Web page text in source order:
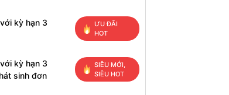
kỳ hạn 3
ƯU ĐÃI
HOT
kỳ hạn 3
sinh đơn
SIÊU MỚI,
SIÊU HOT